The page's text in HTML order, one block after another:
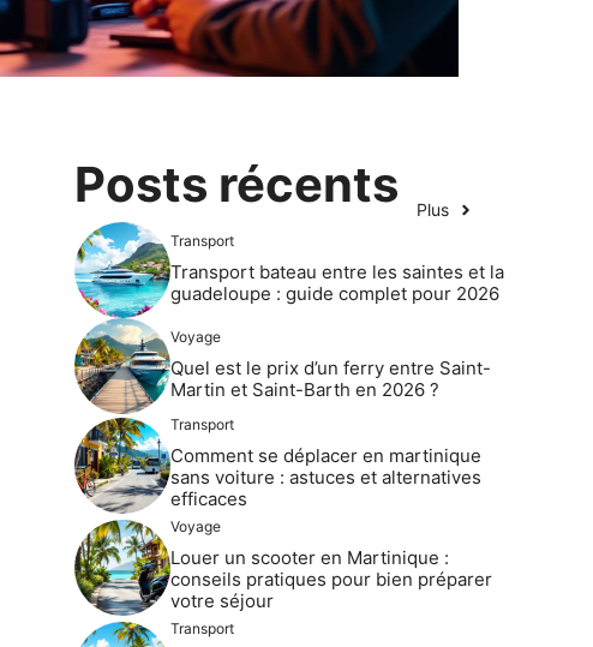
Posts récents Plus
Transport
Transport bateau entre les saintes et la
guadeloupe : guide complet pour 2026
Voyage
Quel est le prix d’un ferry entre Saint-
Martin et Saint-Barth en 2026 ?
Transport
Comment se déplacer en martinique
sans voiture : astuces et alternatives
efficaces
Voyage
Louer un scooter en Martinique :
conseils pratiques pour bien préparer
votre séjour
Transport